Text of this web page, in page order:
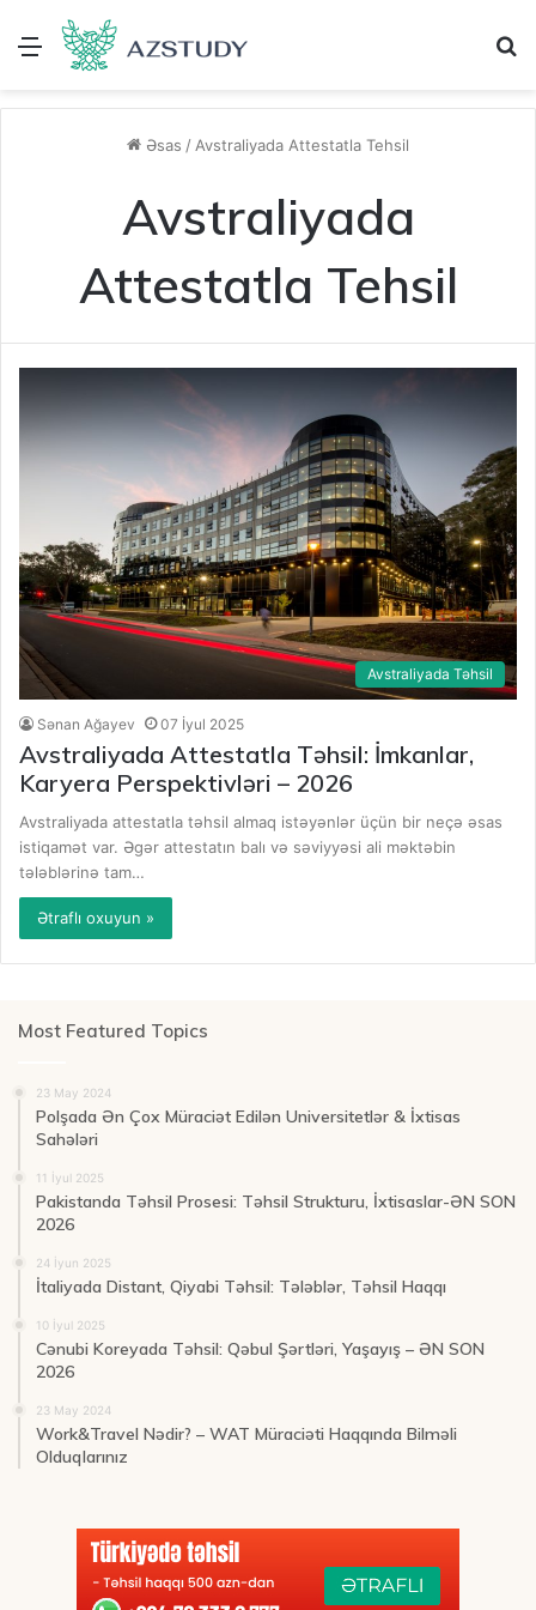
Menu
Əsas /Avstraliyada Attestatla Tehsil
Avstraliyada
Attestatla Tehsil
Avstraliyada Təhsil
Sənan Ağayev 07 İyul 2025
Avstraliyada Attestatla Təhsil: İmkanlar,
Karyera Perspektivləri – 2026
Avstraliyada attestatla təhsil almaq istəyənlər üçün bir neçə əsas
istiqamət var. Əgər attestatın balı və səviyyəsi ali məktəbin
tələblərinə tam…
Ətraflı oxuyun »
Most Featured Topics
23 May 2024
Polşada Ən Çox Müraciət Edilən Universitetlər & İxtisas
Sahələri
11 İyul 2025
Pakistanda Təhsil Prosesi: Təhsil Strukturu, İxtisaslar-ƏN SON
2026
24 İyun 2025
İtaliyada Distant, Qiyabi Təhsil: Tələblər, Təhsil Haqqı
10 İyul 2025
Cənubi Koreyada Təhsil: Qəbul Şərtləri, Yaşayış – ƏN SON
2026
23 May 2024
Work&Travel Nədir? – WAT Müraciəti Haqqında Bilməli
Olduqlarınız